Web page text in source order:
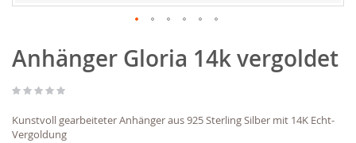
Anfang
der
springen
Anhänger Gloria 14k vergoldet
Kunstvoll gearbeiteter Anhänger aus 925 Sterling Silber mit 14K Echt-
Vergoldung